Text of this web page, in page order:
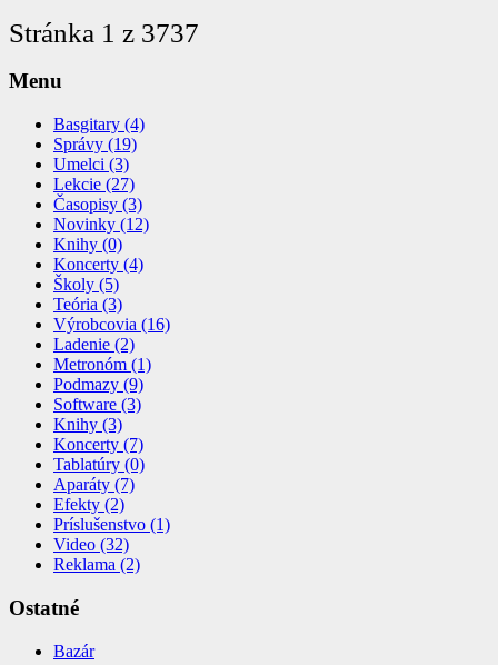
Stránka 1 z 3737
Menu
Basgitary (4)
Správy (19)
Umelci (3)
Lekcie (27)
Časopisy (3)
Novinky (12)
Knihy (0)
Koncerty (4)
Školy (5)
Teória (3)
Výrobcovia (16)
Ladenie (2)
Metronóm (1)
Podmazy (9)
Software (3)
Knihy (3)
Koncerty (7)
Tablatúry (0)
Aparáty (7)
Efekty (2)
Príslušenstvo (1)
Video (32)
Reklama (2)
Ostatné
Bazár